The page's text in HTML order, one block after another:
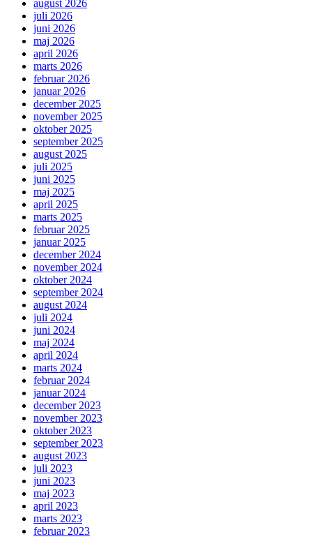
august 2026
juli 2026
juni 2026
maj 2026
april 2026
marts 2026
februar 2026
januar 2026
december 2025
november 2025
oktober 2025
september 2025
august 2025
juli 2025
juni 2025
maj 2025
april 2025
marts 2025
februar 2025
januar 2025
december 2024
november 2024
oktober 2024
september 2024
august 2024
juli 2024
juni 2024
maj 2024
april 2024
marts 2024
februar 2024
januar 2024
december 2023
november 2023
oktober 2023
september 2023
august 2023
juli 2023
juni 2023
maj 2023
april 2023
marts 2023
februar 2023